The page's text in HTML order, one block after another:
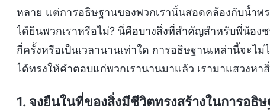
หลาย แต่การอธิษฐานของพวกเรานั้นสอดคล้องกับน้ำพ
ได้ยินพวกเราหรือไม่? นี่คือบางสิ่งที่สำคัญสำหรับพี่น้อ
กี่ครั้งหรือเป็นเวลานานเท่าใด การอธิษฐานเหล่านี้จะไ
ได้ทรงให้คำตอบแก่พวกเรานานมาแล้ว เรามาแสวงห
1. จงยืนในที่ของสิ่งมีชีวิตทรงสร้างในการอธิ